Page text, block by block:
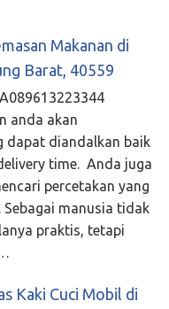
Makanan di
Barat, 40559
anda akan
dapat diandalkan baik
time. Anda juga
percetakan yang
manusia tidak
praktis, tetapi
Kaki Cuci Mobil di